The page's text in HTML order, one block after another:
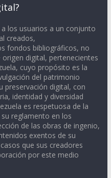
los usuarios a un conjunto
creados,
fondos bibliográficos, no
digital, pertenecientes
cuyo propósito es la
del patrimonio
preservación digital, con
identidad y diversidad
es respetuosa de la
reglamento en los
de las obras de ingenio,
exentos de su
que sus creadores
por este medio